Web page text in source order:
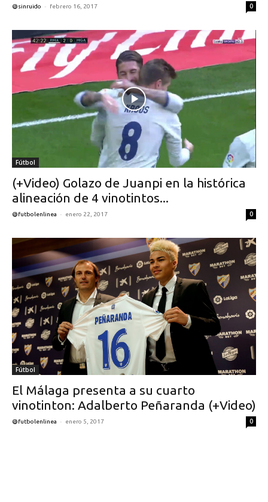
@sinruido - febrero 16, 2017 0
Fútbol
(+Video) Golazo de Juanpi en la histórica
alineación de 4 vinotintos...
@futbolenlinea - enero 22, 2017 0
Fútbol
El Málaga presenta a su cuarto
vinotinton: Adalberto Peñaranda (+Video)
@futbolenlinea - enero 5, 2017 0